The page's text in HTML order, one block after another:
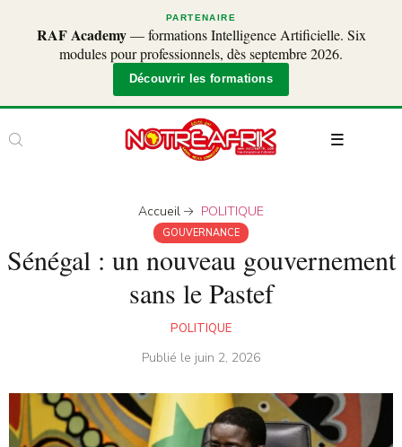
PARTENAIRE
RAF Academy— formations Intelligence Artificielle. Six
modules pour professionnels, dès septembre 2026.
Découvrir les formations
Accueil POLITIQUE
GOUVERNANCE
Sénégal : un nouveau gouvernement
sans le Pastef
POLITIQUE
Publié le juin 2, 2026